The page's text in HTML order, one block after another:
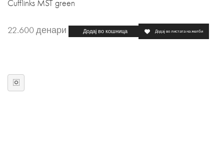
Cufflinks MST green
22.600денари Додај во кошница Додај во листата на желби